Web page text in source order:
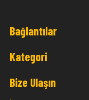
Bağlantılar
Kategori
Bize Ulaşın